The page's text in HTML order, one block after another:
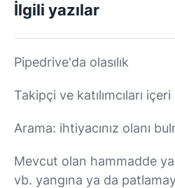
İlgili yazılar
Pipedrive'da olasılık
Takipçi ve katılımcıları
Arama: ihtiyacınız olanı
Mevcut olan hammadde
vb. yangına ya da